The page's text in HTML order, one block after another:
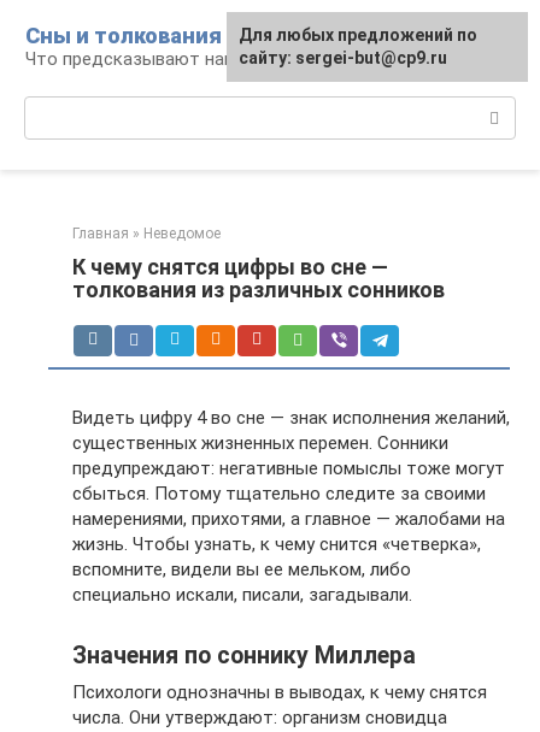
контенту
Сны и толкования
Что предсказывают нам наши сны
Главная » Неведомое
К чему снятся цифры во сне —
толкования из различных сонников
Видеть цифру 4 во сне — знак исполнения желаний,
существенных жизненных перемен. Сонники
предупреждают: негативные помыслы тоже могут
сбыться. Потому тщательно следите за своими
намерениями, прихотями, а главное — жалобами на
жизнь. Чтобы узнать, к чему снится «четверка»,
вспомните, видели вы ее мельком, либо
специально искали, писали, загадывали.
Значения по соннику Миллера
Психологи однозначны в выводах, к чему снятся
числа. Они утверждают: организм сновидца
Для любых предложений по
сайту: sergei-but@cp9.ru